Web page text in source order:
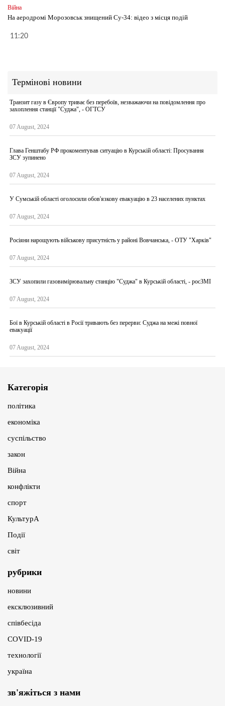
Війна
На аеродромі Морозовськ знищений Су-34: відео з місця подій
11:20
Термінові новини
Транзит газу в Європу триває без перебоїв, незважаючи на повідомлення про
захоплення станції "Суджа", - ОГТСУ
07 August, 2024
Глава Генштабу РФ прокоментував ситуацію в Курській області: Просування
ЗСУ зупинено
07 August, 2024
У Сумській області оголосили обов'язкову евакуацію в 23 населених пунктах
07 August, 2024
Росіяни нарощують військову присутність у районі Вовчанська, - ОТУ "Харків"
07 August, 2024
ЗСУ захопили газовимірювальну станцію "Суджа" в Курській області, - росЗМІ
07 August, 2024
Бої в Курській області в Росії тривають без перерви: Суджа на межі повної
евакуації
07 August, 2024
Категорія
політика
економіка
суспільство
закон
Війна
конфлікти
спорт
КультурА
Події
світ
рубрики
новини
ексклюзивний
співбесіда
COVID-19
технології
україна
зв'яжіться з нами